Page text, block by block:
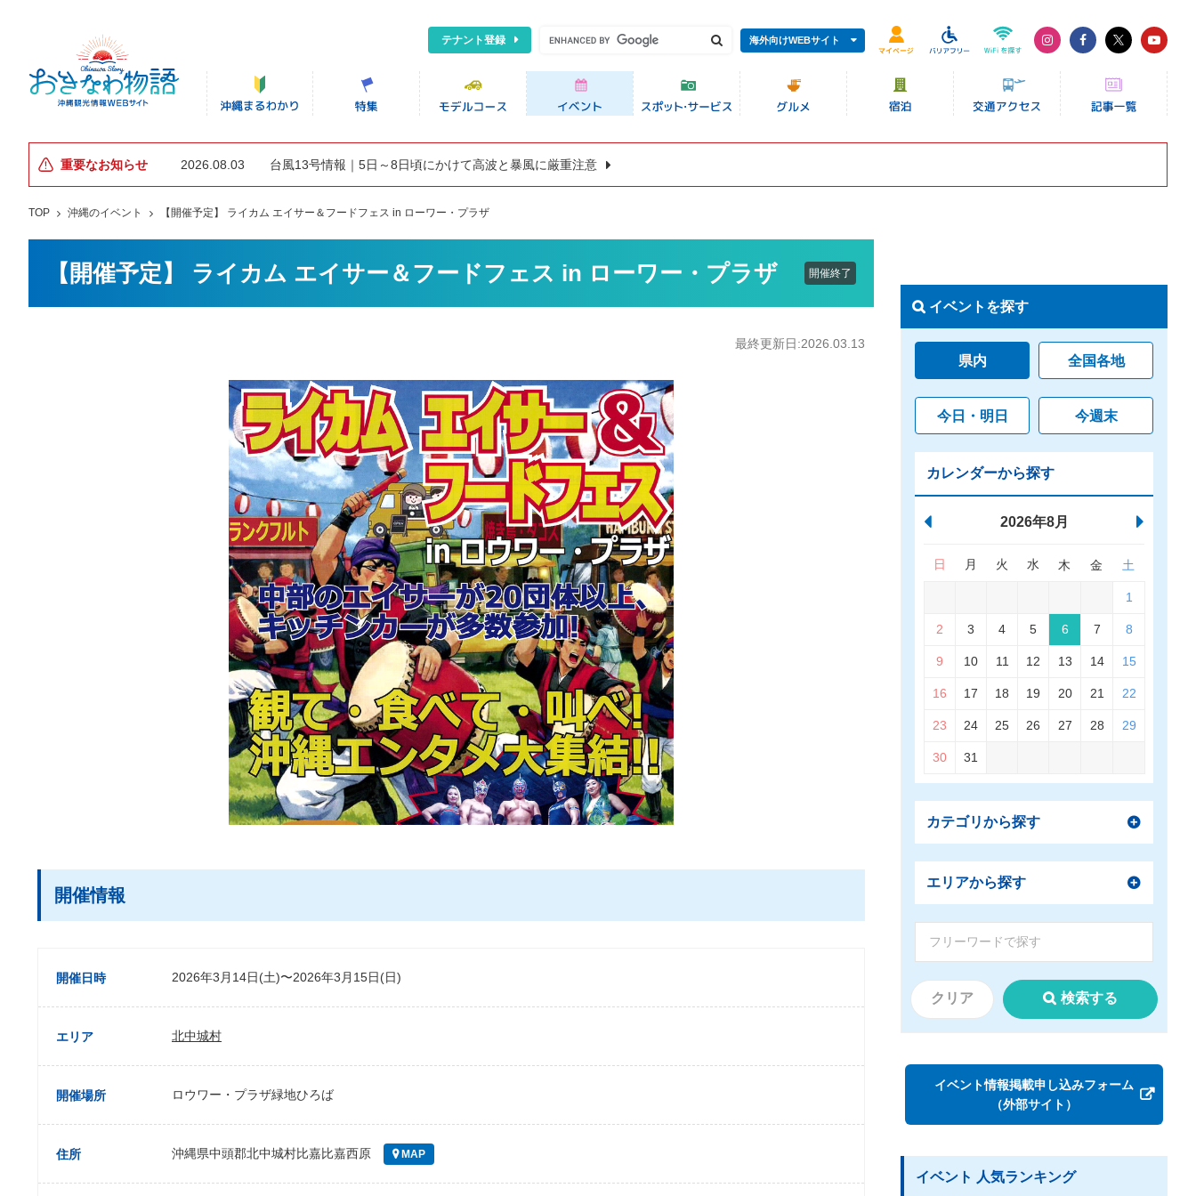
テナント登録 海外向けWEBサイト
重要なお知らせ 2026.08.03 台風13号情報｜5日～8日頃にかけて高波と暴風に厳重注意
TOP 沖縄のイベント 【開催予定】 ライカム エイサー＆フードフェス in ローワー・プラザ
【開催予定】 ライカム エイサー＆フードフェス in ローワー・プラザ 開催終了
最終更新日:2026.03.13
開催情報
開催日時 2026年3月14日(土)〜2026年3月15日(日)
エリア 北中城村
開催場所 ロウワー・プラザ緑地ひろば
住所 沖縄県中頭郡北中城村比嘉比嘉西原 MAP
イベントを探す
県内 全国各地
今日・明日 今週末
カレンダーから探す
2026年8月
日 月 火 水 木 金 土
1
2 3 4 5 6 7 8
9 10 11 12 13 14 15
16 17 18 19 20 21 22
23 24 25 26 27 28 29
30 31
カテゴリから探す
エリアから探す
クリア 検索する
イベント情報掲載申し込みフォーム
（外部サイト）
イベント 人気ランキング